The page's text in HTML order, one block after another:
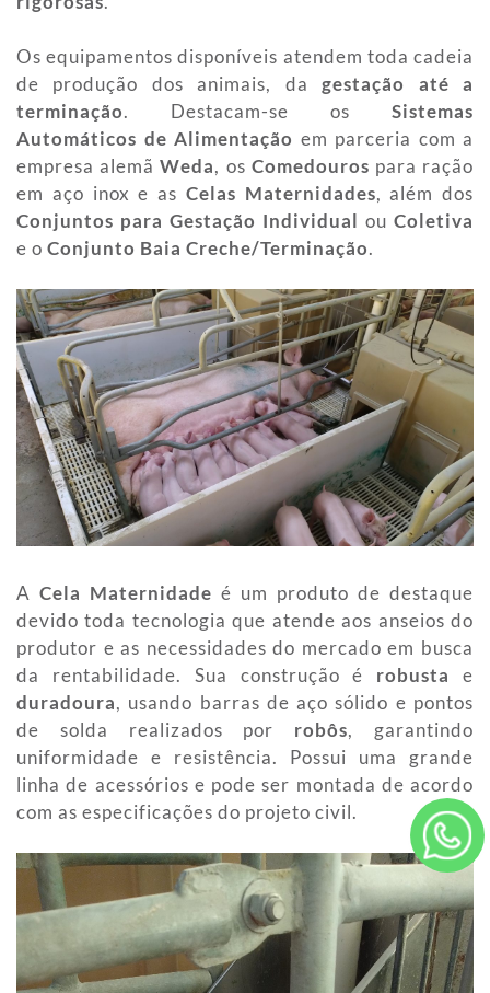
Os equipamentos disponíveis atendem toda cadeia
de produção dos animais, dagestação até a
terminação. Destacam-se os Sistemas
Automáticos de Alimentação em parceria com a
empresa alemãWeda, os Comedouros para ração
em aço inox e as Celas Maternidades, além dos
Conjuntos para Gestação Individual ou Coletiva
e o Conjunto Baia Creche/Terminação.
A Cela Maternidade é um produto de destaque
devido toda tecnologia que atende aos anseios do
produtor e as necessidades do mercado em busca
da rentabilidade. Sua construção é robustae
duradoura, usando barras de aço sólido e pontos
de solda realizados por robôs, garantindo
uniformidade e resistência. Possui uma grande
linha de acessórios e pode ser montada de acordo
com as especificações do projeto civil.